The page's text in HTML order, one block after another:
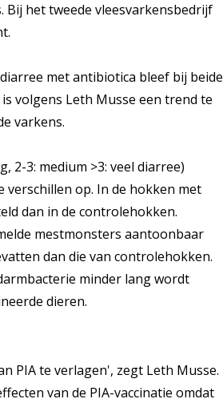
Bij het tweede vleesvarkensbedrijf
met antibiotica bleef bij beide
volgens Leth Musse een trend te
varkens.
2-3: medium >3: veel diarree)
verschillen op. In de hokken met
dan in de controlehokken.
mestmonsters aantoonbaar
dan die van controlehokken.
minder lang wordt
dieren.
PIA te verlagen', zegt Leth Musse.
van de PIA-vaccinatie omdat